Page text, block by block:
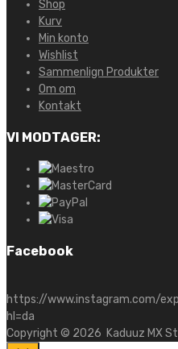
Shop
Kurv
Min konto
Wishlist
Sammenlign Produkter
Om om
Kontakt
VI MODTAGER:
Facebook
https://www.instagram.com/
hl=da
Copyright © 2026 Kaduuz MX